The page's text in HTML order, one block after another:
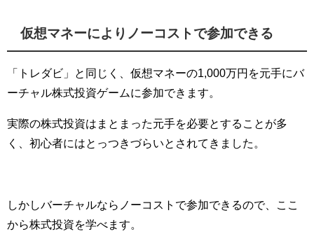
仮想マネーによりノーコストで参加できる
「トレダビ」と同じく、仮想マネーの1,000万円を元手にバ
ーチャル株式投資ゲームに参加できます。
実際の株式投資はまとまった元手を必要とすることが多
く、初心者にはとっつきづらいとされてきました。
しかしバーチャルならノーコストで参加できるので、ここ
から株式投資を学べます。